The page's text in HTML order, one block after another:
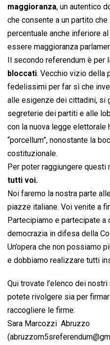
maggioranza, un autentico
che consente a un partito
percentuale anche inferiore
essere maggioranza
Il secondo referendum è per l
bloccati. Vecchio vizio della
fedelissimi per far sì che
alle esigenze dei cittadini, si
segreterie dei partiti e alle
con la nuova legge elettorale
“porcellum”, nonostante la
costituzionale.
Per poter raggiungere questi
tutti voi.
Noi faremo la nostra parte
piazze italiane. Voi venite a
Partecipiamo e partecipate a
democrazia in difesa della
Un’opera che non possiamo
e dobbiamo realizzare tutti
Qui trovate l’elenco dei
potete rivolgere sia per
raccogliere le firme:
Sara Marcozzi  Abruzzo
(